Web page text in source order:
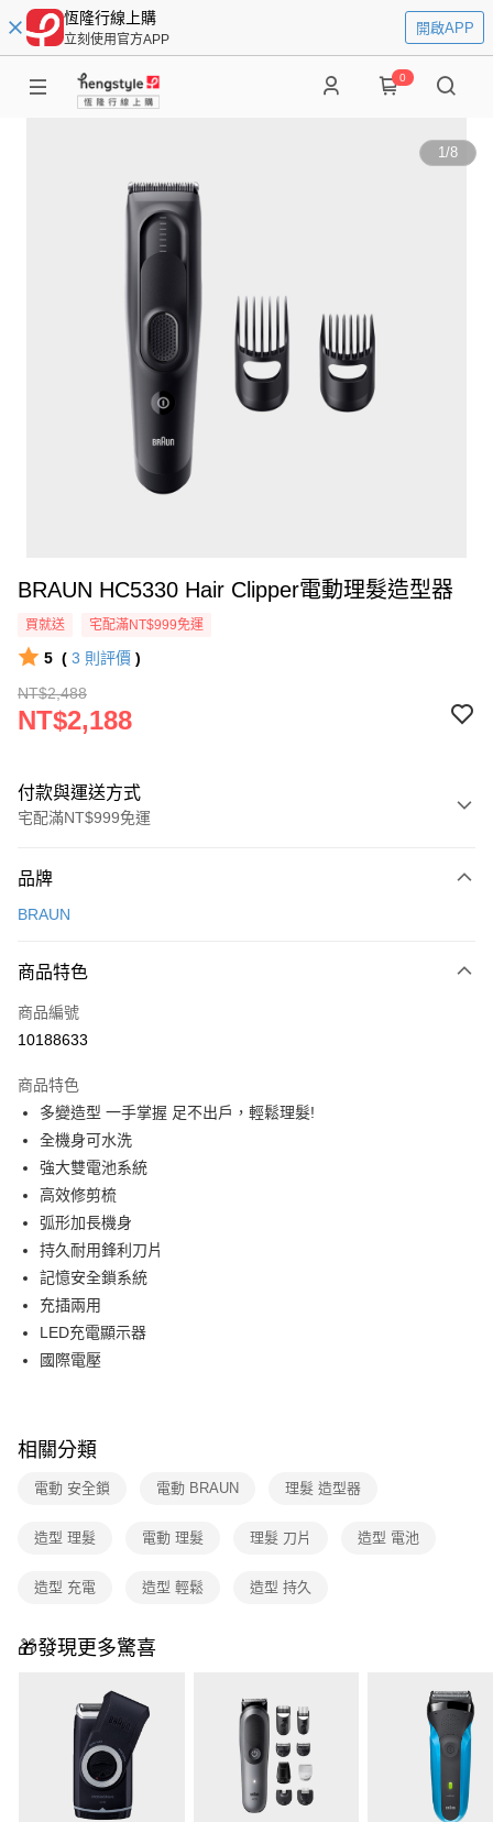
恆隆行線上購
立刻使用官方APP
開啟APP
0
1/8
BRAUN HC5330 Hair Clipper電動理髮造型器
買就送 宅配滿NT$999免運
5 ( 3 則評價 )
NT$2,488
NT$2,188
付款與運送方式
宅配滿NT$999免運
信用卡一次付款
3 期 0 利率 每期
合作金庫商業銀行
上海商業儲蓄銀行
臺灣中小企業銀行
匯豐（台灣）商業銀行
華泰商業銀行
聯邦商業銀行
元大商業銀行
玉山商業銀行
台灣樂天信用卡公司
合作金庫商業銀行
上海商業儲蓄銀行
國泰世華商業銀行
兆豐國際商業銀行
匯豐（台灣）商業銀行
聯邦商業銀行
元大商業銀行
玉山商業銀行
台新國際商業銀行
即享券
LINE Pay
Apple Pay
街口支付
Google Pay
ATM付款
運送方式
宅配
每筆NT$100，滿NT$999(含以上)免運費
品牌
BRAUN
商品特色
商品編號
10188633
商品特色
多變造型 一手掌握 足不出戶，輕鬆理髮!
全機身可水洗
強大雙電池系統
高效修剪梳
弧形加長機身
持久耐用鋒利刀片
記憶安全鎖系統
充插兩用
LED充電顯示器
國際電壓
相關分類
電動 安全鎖 電動 BRAUN 理髮 造型器
造型 理髮 電動 理髮 理髮 刀片 造型 電池
造型 充電 造型 輕鬆 造型 持久
🎁發現更多驚喜